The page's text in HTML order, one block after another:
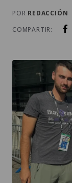
POR REDACCIÓN
COMPARTIR: